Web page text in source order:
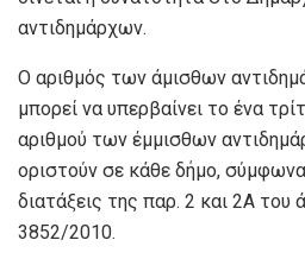
αντιδημάρχων.
Ο αριθμός των άμισθων
μπορεί να υπερβαίνει το ένα
αριθμού των έμμισθων
οριστούν σε κάθε δήμο,
διατάξεις της παρ. 2 και 2Α του
3852/2010.